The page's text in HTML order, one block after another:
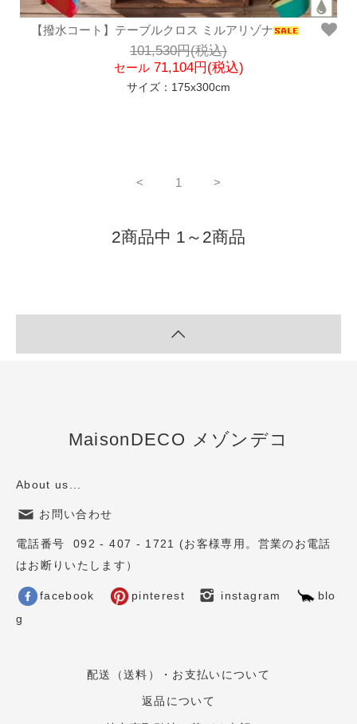
【撥水コート】テーブルクロス ミルアリゾナ
101,530円(税込)
セール71,104円(税込)
サイズ：175x300cm
< 1 >
2商品中 1～2商品
MaisonDECO メゾンデコ
About us...
お問い合わせ
電話番号 092 - 407 - 1721 (お客様専用。営業のお電話
はお断りいたします）
facebook pinterest instagram
blo
g
配送（送料）・お支払いについて
返品について